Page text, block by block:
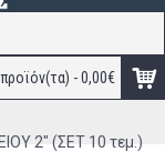
- 0,00€
2" (ΣΕΤ 10 τεμ.)